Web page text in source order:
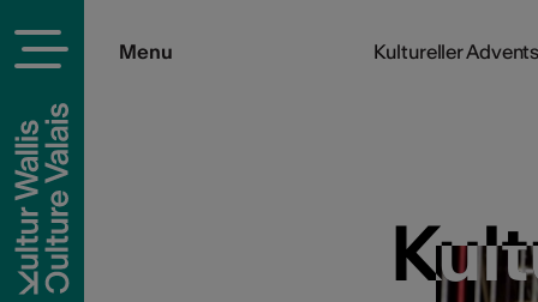
Menu Kultureller